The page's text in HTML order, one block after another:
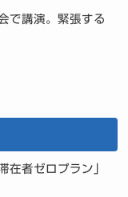
で講演。緊張する
在者ゼロプラン」